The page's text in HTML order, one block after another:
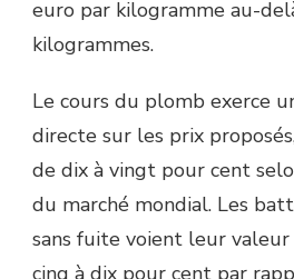
euro par kilogramme au-
kilogrammes.
Le cours du plomb exerce
directe sur les prix
de dix à vingt pour cent
du marché mondial. Les
sans fuite voient leur
cinq à dix pour cent par